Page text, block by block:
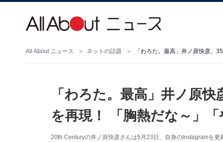
All About ニュース ネットの話題
「わろた。最高」井ノ原
を再現！ 「胸熱だな～」
20th Centuryの井ノ原快彦さんは5月23日、自身のInstagramを